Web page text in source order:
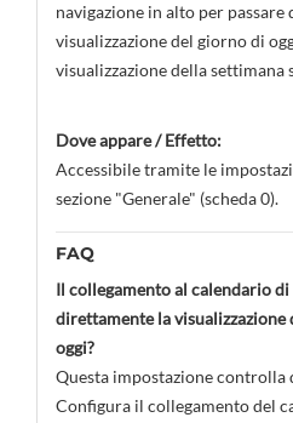
navigazione in alto per
visualizzazione del giorno di
visualizzazione della settimana
Dove appare / Effetto:
Accessibile tramite le
sezione "Generale" (scheda 0).
FAQ
Il collegamento al calendario
direttamente la
oggi?
Questa impostazione
Configura il collegamento del